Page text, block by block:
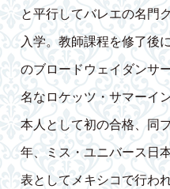
と平行してバレエの名門
入学。教師課程を修了後
のブロードウェイダンサ
名なロケッツ・サマーイ
本人として初の合格、同
年、ミス・ユニバース日
表としてメキシコで行わ